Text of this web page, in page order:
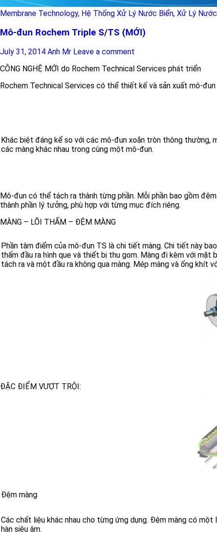
Membrane Technology, Hệ Thống Xử Lý Nước Biển, Xử Lý
Mô-đun Rochem Triple S/TS (MỚI)
July 31, 2014 Anh Mr Leave a comment
CÔNG NGHỆ MỚI do Rochem Technical Services phát triển
Rochem Technical Services có thể thiết kế và sản xuất mô-
Khác biệt đáng kể so với các mô-đun xoắn tròn thông thường,
các màng khác nhau trong cùng một mô-đun.
Mô-đun có thể tách ra thành từng phần. Mỗi phần bao gồm
thành phần lý tưởng, phù hợp với từng mục đích riêng.
MÀNG – LÕI THẤM – ĐỆM MÀNG
Phần tâm điểm của mô-đun TS là chi tiết màng. Chi tiết này
thấm đầu ra hình que và thiết bị thu gom. Màng đi kèm với
tách ra và một đầu ra không qua màng. Mép màng và ống khít
ĐẶC ĐIỂM VƯỢT TRỘI:
Đệm màng
Các chất liệu khác nhau cho từng ứng dụng. Đệm màng có
hàn siêu âm.